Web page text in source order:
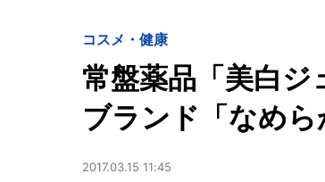
コスメ・健康
常盤薬品「美白
ブランド「なめ
2017.03.15 11:45